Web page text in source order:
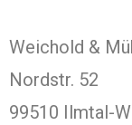
Weichold &
Nordstr. 52
99510 Ilmtal-